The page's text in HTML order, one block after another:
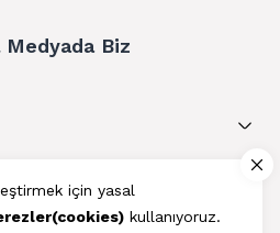
için yasal
kullanıyoruz.
Medyada Biz